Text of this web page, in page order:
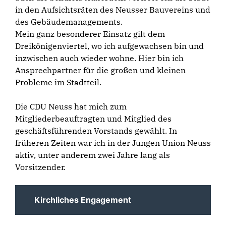
in den Aufsichtsräten des Neusser Bauvereins und
des Gebäudemanagements.
Mein ganz besonderer Einsatz gilt dem
Dreikönigenviertel, wo ich aufgewachsen bin und
inzwischen auch wieder wohne. Hier bin ich
Ansprechpartner für die großen und kleinen
Probleme im Stadtteil.
Die CDU Neuss hat mich zum
Mitgliederbeauftragten und Mitglied des
geschäftsführenden Vorstands gewählt. In
früheren Zeiten war ich in der Jungen Union Neuss
aktiv, unter anderem zwei Jahre lang als
Vorsitzender.
Kirchliches Engagement